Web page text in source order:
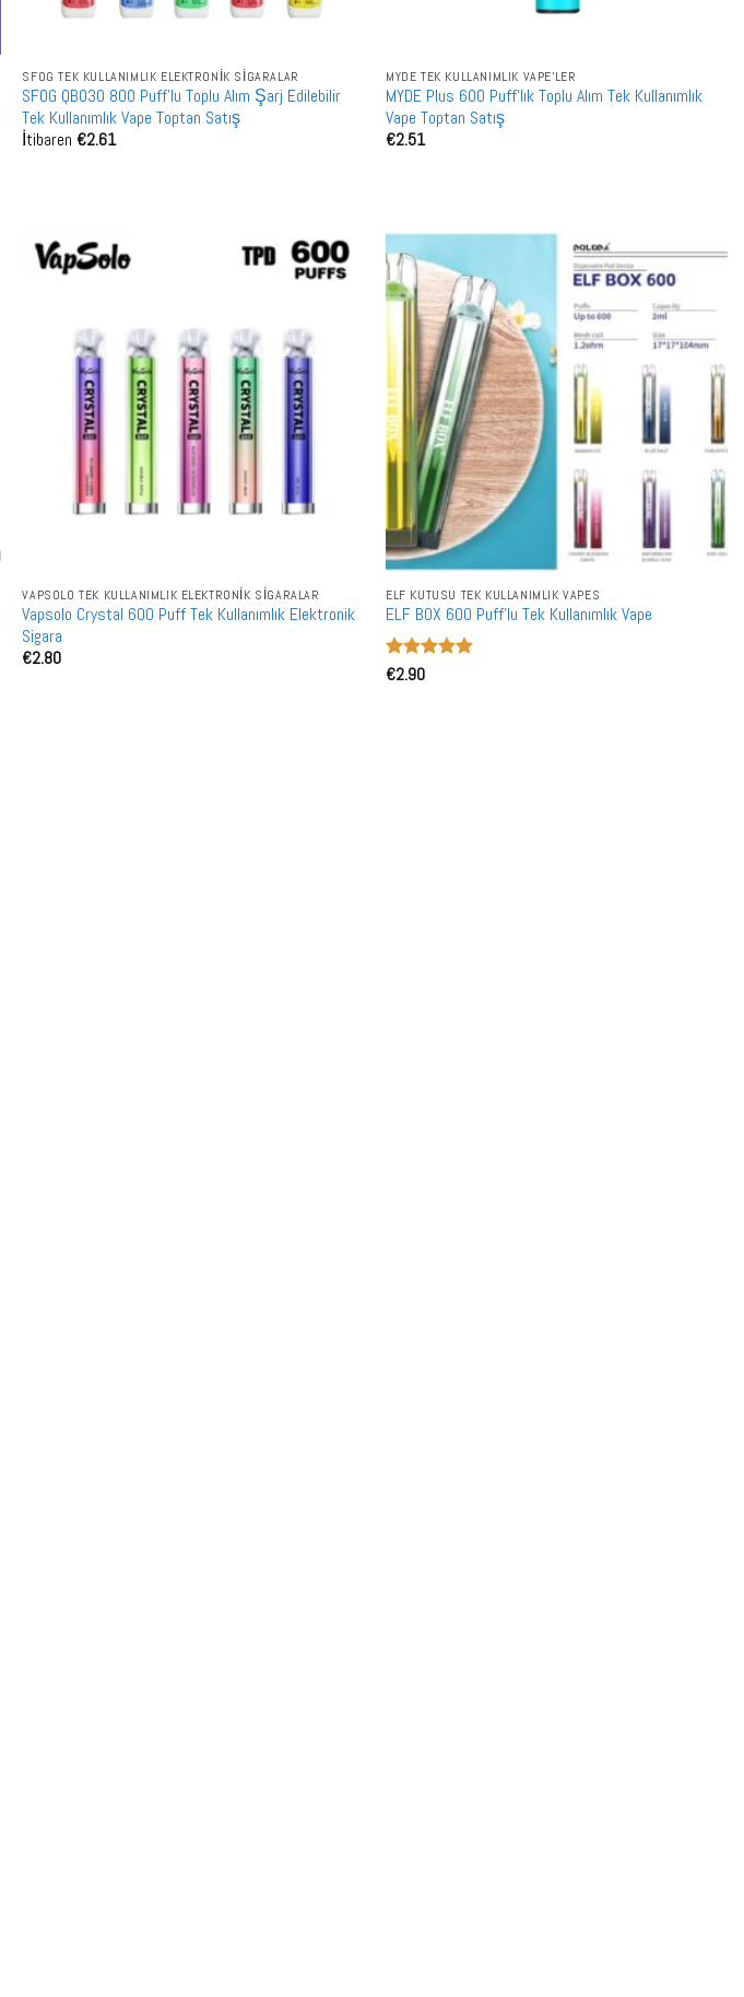
SFOG TEK KULLANIMLIK ELEKTRONIK SIGARALAR
SFOG QB030 800 Puff'lu Toplu Alım Şarj Edilebilir
Tek Kullanımlık Vape Toptan Satış
İtibaren €2.61
MYDE TEK KULLANIMLIK VAPE'LER
MYDE Plus 600 Puff'lık Toplu Alım Tek Kullanımlık
Vape Toptan Satış
€2.51
VAPSOLO TEK KULLANIMLIK ELEKTRONIK SIGARALAR
Vapsolo Crystal 600 Puff Tek Kullanımlık Elektronik
Sigara
€2.80
ELF KUTUSU TEK KULLANIMLIK VAPES
ELF BOX 600 Puff'lu Tek Kullanımlık Vape
5 üzerinden
€2.90